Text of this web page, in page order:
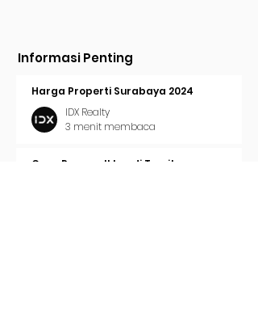
Informasi Penting
Harga Properti Surabaya 2024
IDX Realty
3 menit membaca
Cara Pasang Iklan di Trovit